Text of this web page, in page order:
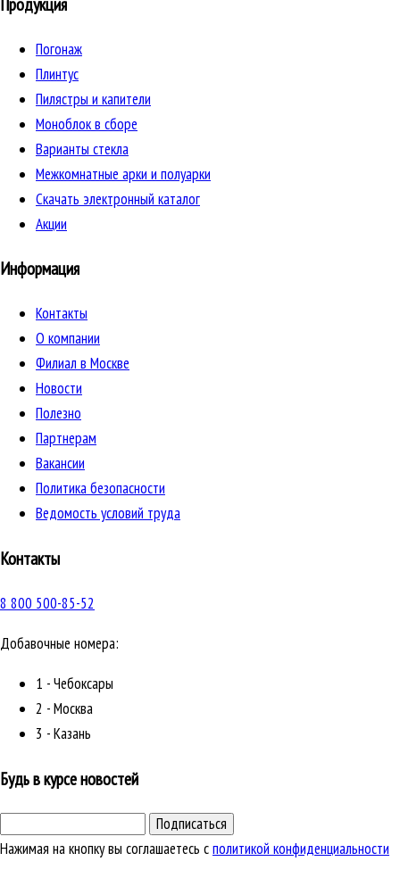
Погонаж
Плинтус
Пилястры и капители
Моноблок в сборе
Варианты стекла
Межкомнатные арки и полуарки
Скачать электронный каталог
Акции
Информация
Контакты
О компании
Филиал в Москве
Новости
Полезно
Партнерам
Вакансии
Политика безопасности
Ведомость условий труда
Контакты
8 800 500-85-52
Добавочные номера:
1 - Чебоксары
2 - Москва
3 - Казань
Будь в курсе новостей
Подписаться
Нажимая на кнопку вы соглашаетесь сполитикой конфиденциальности